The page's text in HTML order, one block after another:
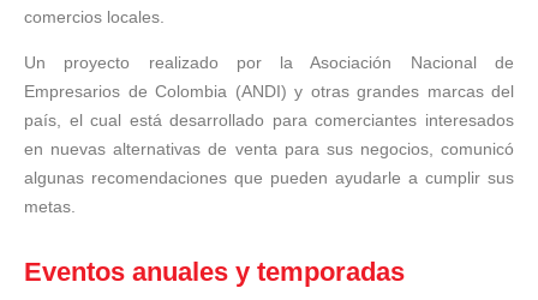
comercios locales.
Un proyecto realizado por la Asociación Nacional de
Empresarios de Colombia (ANDI) y otras grandes marcas del
país, el cual está desarrollado para comerciantes interesados
en nuevas alternativas de venta para sus negocios, comunicó
algunas recomendaciones que pueden ayudarle a cumplir sus
metas.
Eventos anuales y temporadas